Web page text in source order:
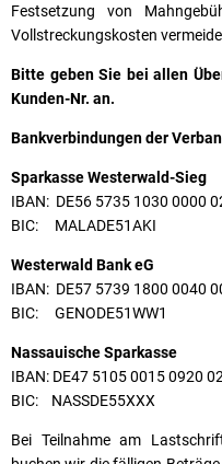
Festsetzung von
Vollstreckungskosten
Bitte geben Sie bei allen
Kunden-Nr. an.
Bankverbindungen der
Sparkasse
IBAN: DE56 5735 1030 0000
BIC:
Westerwald Bank eG
IBAN: DE57 5739 1800 0040
BIC: GENODE51WW1
Nassauische Sparkasse
IBAN: DE47 5105 0015 0920
BIC: NASSDE55XXX
Bei Teilnahme am